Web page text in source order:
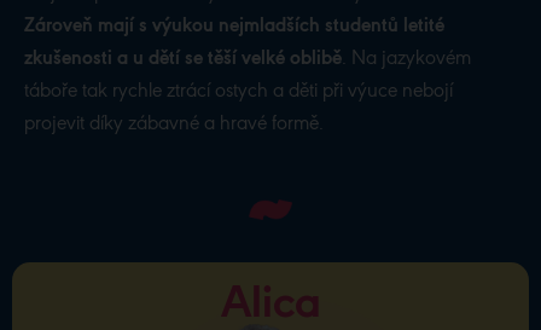
Zároveň mají s výukou nejmladších studentů letité
zkušenosti a u dětí se těší velké oblibě. Na jazykovém
táboře tak rychle ztrácí ostych a děti při výuce nebojí
projevit díky zábavné a hravé formě.
Alica